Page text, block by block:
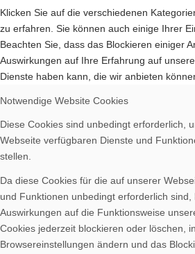
Klicken Sie auf die verschiedenen
zu erfahren. Sie können auch einige Ihrer
Beachten Sie, dass das Blockieren einiger
Auswirkungen auf Ihre Erfahrung auf
Dienste haben kann, die wir anbieten
Notwendige Website Cookies
Diese Cookies sind unbedingt erforderlich,
Webseite verfügbaren Dienste und
stellen.
Da diese Cookies für die auf unserer
und Funktionen unbedingt erforderlich sind,
Auswirkungen auf die Funktionsweise
Cookies jederzeit blockieren oder löschen,
Browsereinstellungen ändern und das